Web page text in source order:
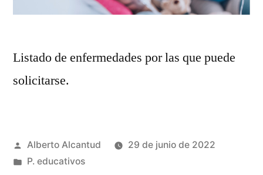
Listado de enfermedades por las que puede
solicitarse.
Publicado
por
Alberto Alcantud
29 de junio de 2022
Publicado
P. educativos